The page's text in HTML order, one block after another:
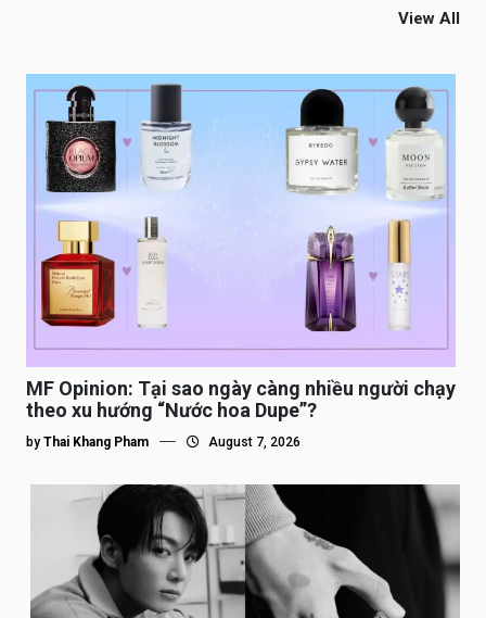
View All
MF Opinion: Tại sao ngày càng nhiều người chạy
theo xu hướng “Nước hoa Dupe”?
by Thai Khang Pham August 7, 2026